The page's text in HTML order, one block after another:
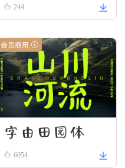
und VN Bold
244
会员商用
字由田园体
6054